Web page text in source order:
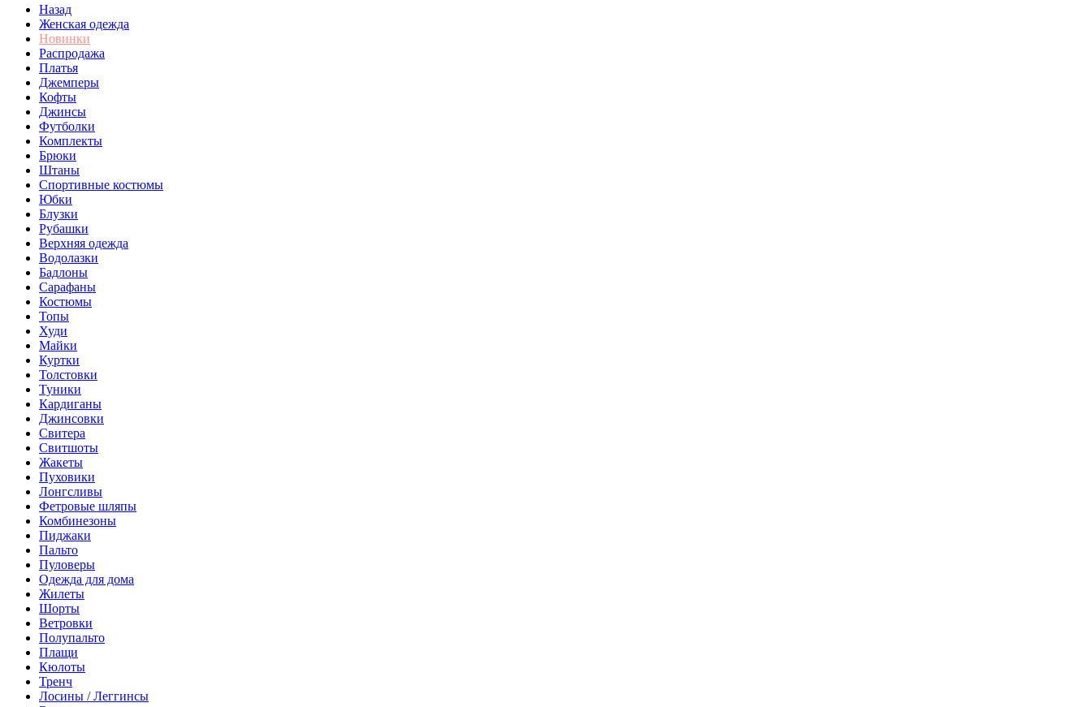
Назад
Женская одежда
Новинки
Распродажа
Платья
Джемперы
Кофты
Джинсы
Футболки
Комплекты
Брюки
Штаны
Спортивные костюмы
Юбки
Блузки
Рубашки
Верхняя одежда
Водолазки
Бадлоны
Сарафаны
Костюмы
Топы
Худи
Майки
Куртки
Толстовки
Туники
Кардиганы
Джинсовки
Свитера
Свитшоты
Жакеты
Пуховики
Лонгсливы
Фетровые шляпы
Комбинезоны
Пиджаки
Пальто
Пуловеры
Одежда для дома
Жилеты
Шорты
Ветровки
Полупальто
Плащи
Кюлоты
Тренч
Лосины / Леггинсы